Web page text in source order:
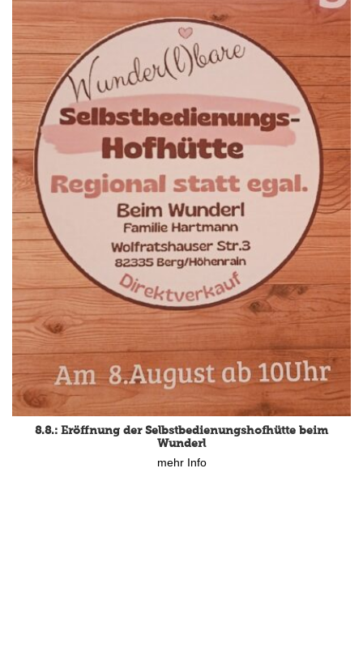
8.8.: Eröffnung der Selbstbedienungshofhütte beim
Wunderl
mehr Info